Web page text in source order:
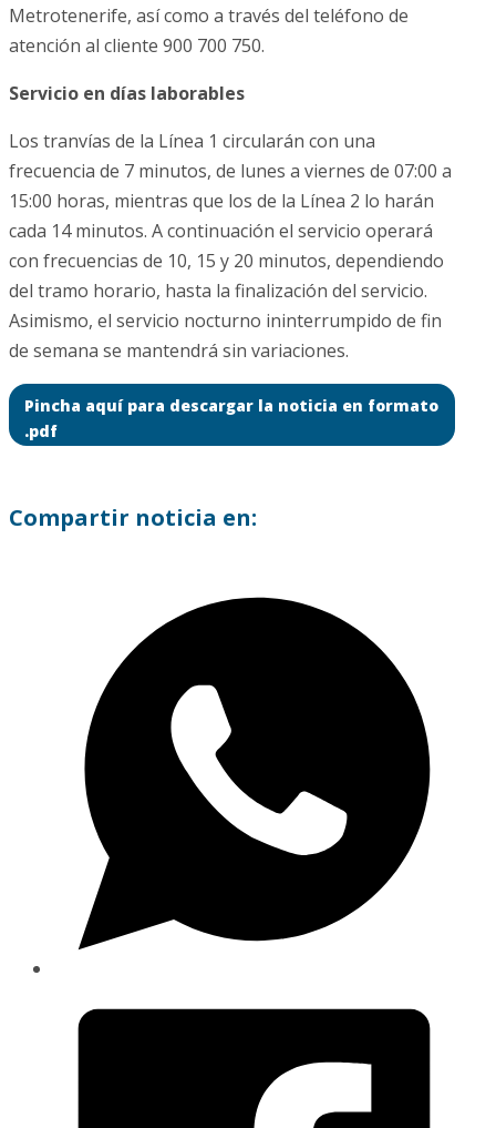
Metrotenerife, así como a través del teléfono de
atención al cliente 900 700 750.
Servicio en días laborables
Los tranvías de la Línea 1 circularán con una
frecuencia de 7 minutos, de lunes a viernes de 07:00 a
15:00 horas, mientras que los de la Línea 2 lo harán
cada 14 minutos. A continuación el servicio operará
con frecuencias de 10, 15 y 20 minutos, dependiendo
del tramo horario, hasta la finalización del servicio.
Asimismo, el servicio nocturno ininterrumpido de fin
de semana se mantendrá sin variaciones.
Pincha aquí para descargar la noticia en formato
.pdf
Compartir noticia en: